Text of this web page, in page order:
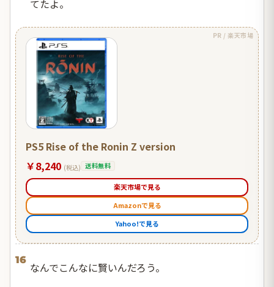
てたよ。
PR / 楽天市場
PS5 Rise of the Ronin Z version
￥8,240 (税込) 送料無料
楽天市場で見る
Amazonで見る
Yahoo!で見る
16
なんでこんなに賢いんだろう。